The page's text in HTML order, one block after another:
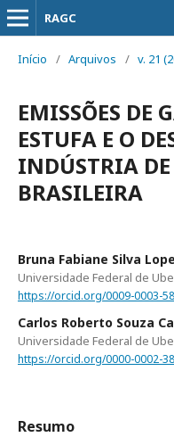
RAGC
Início / Arquivos / v. 21
EMISSÕES DE
ESTUFA E O
INDÚSTRIA
BRASILEIRA
Bruna Fabiane Silva
Universidade Federal de
https://orcid.org/0009-0003-
Carlos Roberto Souza
Universidade Federal de
https://orcid.org/0000-0002-
Resumo